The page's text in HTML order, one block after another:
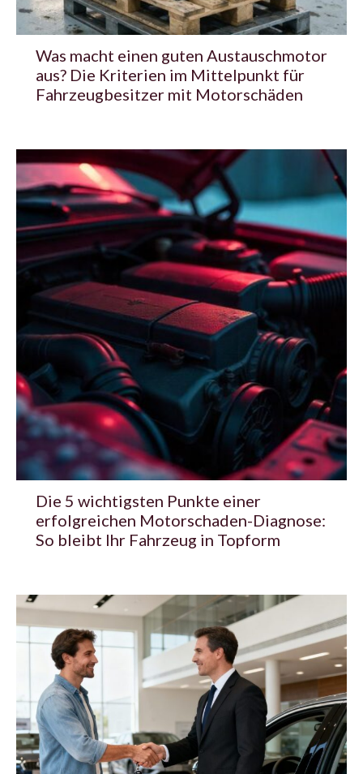
Was macht einen guten Austauschmotor
aus? Die Kriterien im Mittelpunkt für
Fahrzeugbesitzer mit Motorschäden
Die 5 wichtigsten Punkte einer
erfolgreichen Motorschaden-Diagnose:
So bleibt Ihr Fahrzeug in Topform